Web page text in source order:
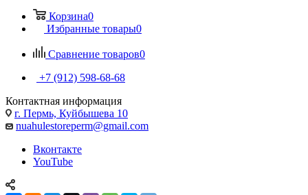
Корзина0
Избранные товары0
Сравнение товаров0
+7 (912) 598-68-68
Контактная информация
г. Пермь, Куйбышева 10
nuahulestoreperm@gmail.com
Вконтакте
YouTube